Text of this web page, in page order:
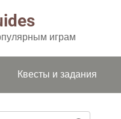
играм
Квесты и задания